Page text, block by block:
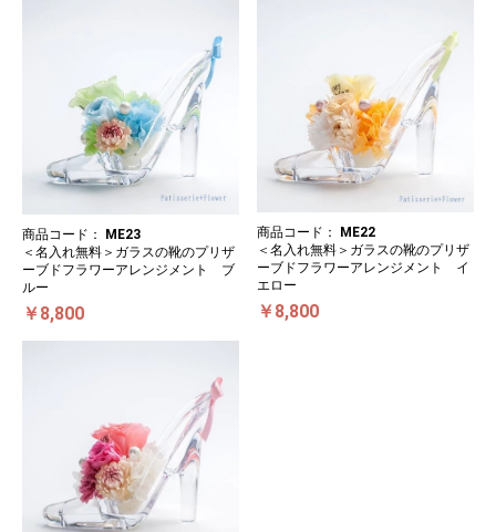
商品コード： ME23
＜名入れ無料＞ガラスの靴のプリザ
ーブドフラワーアレンジメント ブ
ルー
￥8,800
商品コード：
ME22
＜名入れ無料＞ガラスの靴のプリザ
ーブドフラワーアレンジメント イ
エロー
￥8,800